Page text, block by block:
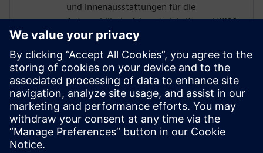
und Innenausstattungen für die
Automobilindustrie entwickelte und 2011
von Siemens übernommen wurde. Zuvor
leitete er die Automation and Design
Technology Group beim MIT Draper
Laboratory. Er besitzt einen M. Sc. in
Maschinenbau vom MIT und einen B. Sc. in
Maschinenbau von der Purdue University
und einen MBA der
Butler University.